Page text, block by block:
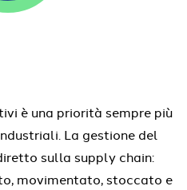
è una priorità sempre più
La gestione del
sulla supply chain:
movimentato, stoccato e